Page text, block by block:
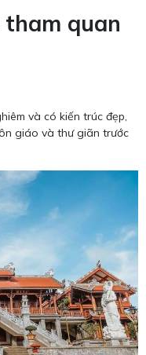
quan
và có kiến trúc đẹp,
giáo và thư giãn trước